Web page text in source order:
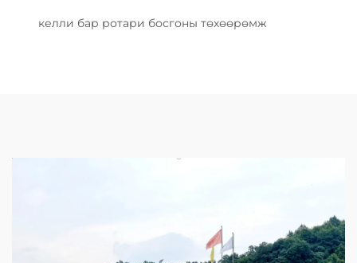
келли бар ротари босгоны төхөөрөмж